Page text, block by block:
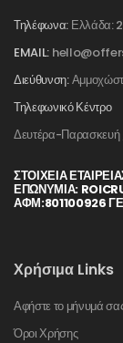
Τηλέφωνα: Ελλάδα:
EMAIL:
Διεύθυνση:
Τηλεφωνικό Κέντρο
Δευτέρα-
ΣΤΟΙΧΕΊΑ
ΕΠΩΝΥΜΙΑ:
ΑΦΜ:801100926
Χρήσιμα Links
Αφήστε το μήνυμά
Όροι Χρήσης